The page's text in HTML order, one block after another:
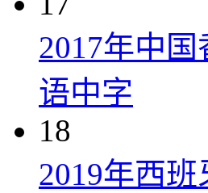
2017年中
语中字
18
2019年西